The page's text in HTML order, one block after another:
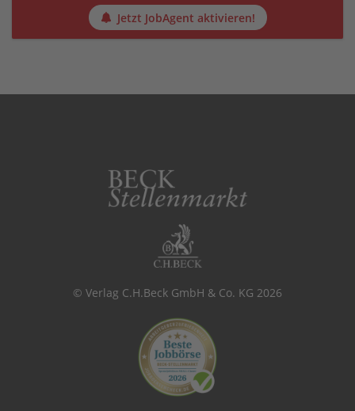
Jetzt JobAgent aktivieren!
© Verlag C.H.Beck GmbH & Co. KG 2026